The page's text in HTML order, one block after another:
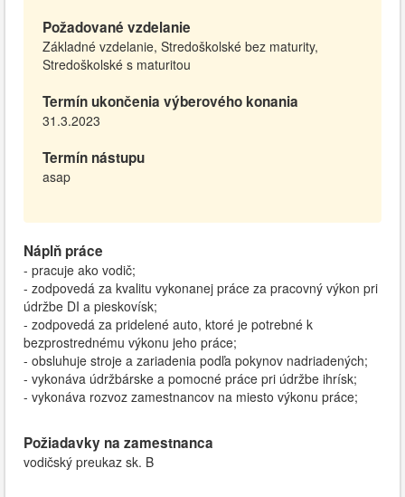
Požadované vzdelanie
Základné vzdelanie, Stredoškolské bez maturity,
Stredoškolské s maturitou
Termín ukončenia výberového konania
31.3.2023
Termín nástupu
asap
Náplň práce
- pracuje ako vodič;
- zodpovedá za kvalitu vykonanej práce za pracovný výkon pri
údržbe DI a pieskovísk;
- zodpovedá za pridelené auto, ktoré je potrebné k
bezprostrednému výkonu jeho práce;
- obsluhuje stroje a zariadenia podľa pokynov nadriadených;
- vykonáva údržbárske a pomocné práce pri údržbe ihrísk;
- vykonáva rozvoz zamestnancov na miesto výkonu práce;
Požiadavky na zamestnanca
vodičský preukaz sk. B